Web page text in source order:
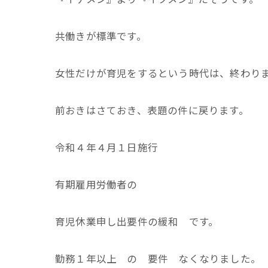
共働きが標準です。
女性だけが育児をするという時代は、終わり
前おきはさておき、表題の件に戻ります。
令和４年４月１日施行
有期雇用労働者の
育児休業申し出要件の緩和 です。
勤務１年以上 の 要件 なくなりました。